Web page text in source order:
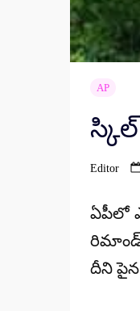
AP
Posted
Editor
ఏపీలో
రిమాండ్
దీని పైన